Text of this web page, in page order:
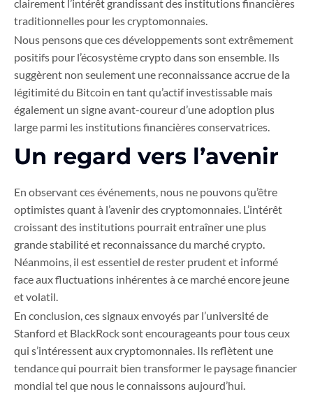
clairement l’intérêt grandissant des institutions financières
traditionnelles pour les cryptomonnaies.
Nous pensons que ces développements sont extrêmement
positifs pour l’écosystème crypto dans son ensemble. Ils
suggèrent non seulement une reconnaissance accrue de la
légitimité du Bitcoin en tant qu’actif investissable mais
également un signe avant-coureur d’une adoption plus
large parmi les institutions financières conservatrices.
Un regard vers l’avenir
En observant ces événements, nous ne pouvons qu’être
optimistes quant à l’avenir des cryptomonnaies. L’intérêt
croissant des institutions pourrait entraîner une plus
grande stabilité et reconnaissance du marché crypto.
Néanmoins, il est essentiel de rester prudent et informé
face aux fluctuations inhérentes à ce marché encore jeune
et volatil.
En conclusion, ces signaux envoyés par l’université de
Stanford et BlackRock sont encourageants pour tous ceux
qui s’intéressent aux cryptomonnaies. Ils reflètent une
tendance qui pourrait bien transformer le paysage financier
mondial tel que nous le connaissons aujourd’hui.